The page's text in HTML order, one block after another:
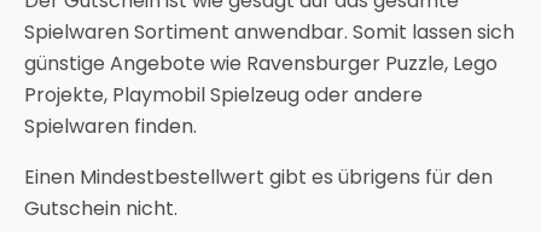
Spielwaren Sortiment anwendbar. Somit lassen sich
günstige Angebote wie Ravensburger Puzzle, Lego
Projekte, Playmobil Spielzeug oder andere
Spielwaren finden.
Einen Mindestbestellwert gibt es übrigens für den
Gutschein nicht.